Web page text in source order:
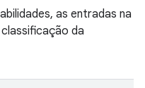
as entradas na
da